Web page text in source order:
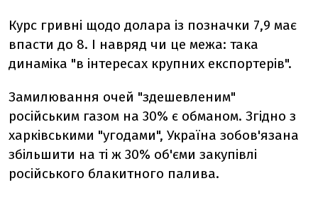
Курс гривні щодо долара із позначки 7,9 має
впасти до 8. І навряд чи це межа: така
динаміка "в інтересах крупних експортерів".
Замилювання очей "здешевленим"
російським газом на 30% є обманом. Згідно з
харківськими "угодами", Україна зобов'язана
збільшити на ті ж 30% об'єми закупівлі
російського блакитного палива.